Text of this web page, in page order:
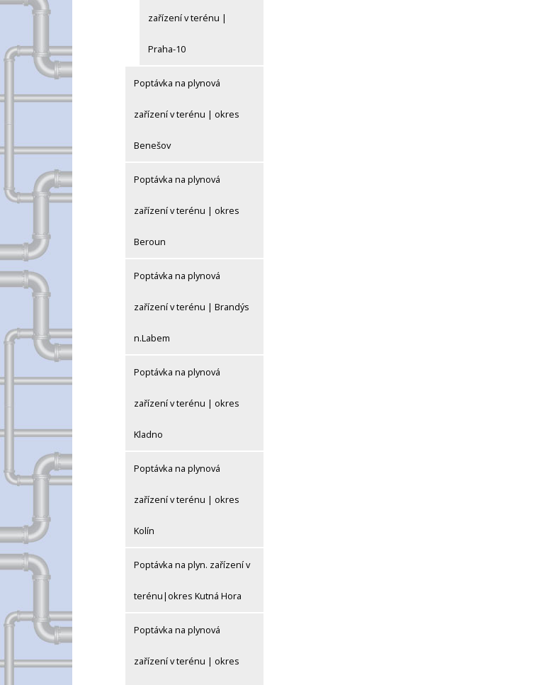
zařízení v terénu |
Praha-10
Poptávka na plynová
zařízení v terénu | okres
Benešov
Poptávka na plynová
zařízení v terénu | okres
Beroun
Poptávka na plynová
zařízení v terénu | Brandýs
n.Labem
Poptávka na plynová
zařízení v terénu | okres
Kladno
Poptávka na plynová
zařízení v terénu | okres
Kolín
Poptávka na plyn. zařízení v
terénu|okres Kutná Hora
Poptávka na plynová
zařízení v terénu | okres